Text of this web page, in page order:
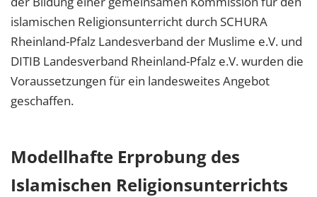
islamischen Religionsunterricht durch SCHURA
Rheinland-Pfalz Landesverband der Muslime e.V. und
DITIB Landesverband Rheinland-Pfalz e.V. wurden die
Voraussetzungen für ein landesweites Angebot
geschaffen.
Modellhafte Erprobung des
Islamischen Religionsunterrichts